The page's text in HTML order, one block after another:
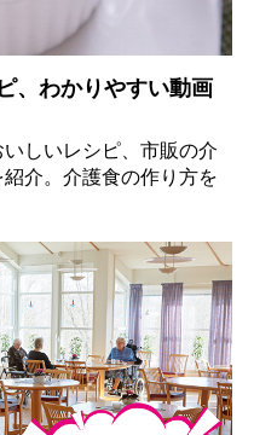
、わかりやすい動画
しいレシピ、市販の介
介。介護食の作り方を